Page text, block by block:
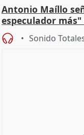
Antonio Maíllo
especulador más"
Becerril
Sonido